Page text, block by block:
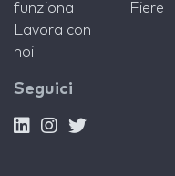
funziona
Lavora con
noi
Fiere
Seguici